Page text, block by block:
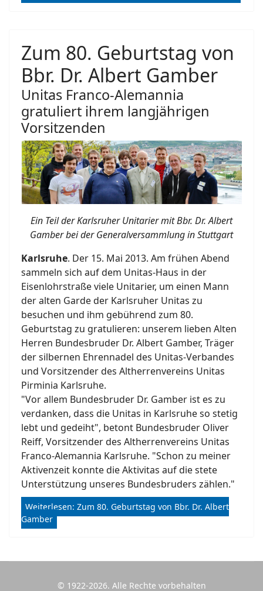
Zum 80. Geburtstag von
Bbr. Dr. Albert Gamber
Unitas Franco-Alemannia
gratuliert ihrem langjährigen
Vorsitzenden
Ein Teil der Karlsruher Unitarier mit Bbr. Dr. Albert
Gamber bei der Generalversammlung in Stuttgart
Karlsruhe. Der 15. Mai 2013. Am frühen Abend
sammeln sich auf dem Unitas-Haus in der
Eisenlohrstraße viele Unitarier, um einen Mann
der alten Garde der Karlsruher Unitas zu
besuchen und ihm gebührend zum 80.
Geburtstag zu gratulieren: unserem lieben Alten
Herren Bundesbruder Dr. Albert Gamber, Träger
der silbernen Ehrennadel des Unitas-Verbandes
und Vorsitzender des Altherrenvereins Unitas
Pirminia Karlsruhe.
"Vor allem Bundesbruder Dr. Gamber ist es zu
verdanken, dass die Unitas in Karlsruhe so stetig
lebt und gedeiht", betont Bundesbruder Oliver
Reiff, Vorsitzender des Altherrenvereins Unitas
Franco-Alemannia Karlsruhe. "Schon zu meiner
Aktivenzeit konnte die Aktivitas auf die stete
Unterstützung unseres Bundesbruders zählen."
Weiterlesen: Zum 80. Geburtstag von Bbr. Dr. Albert
Gamber
© 1922-2026. Alle Rechte vorbehalten